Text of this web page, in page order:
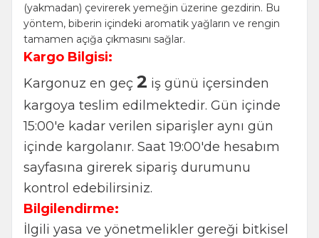
(yakmadan) çevirerek yemeğin üzerine gezdirin. Bu
yöntem, biberin içindeki aromatik yağların ve rengin
tamamen açığa çıkmasını sağlar.
Kargo Bilgisi:
Kargonuz en geç 2 iş günü içersinden
kargoya teslim edilmektedir. Gün içinde
15:00'e kadar verilen siparişler aynı gün
içinde kargolanır. Saat 19:00'de hesabım
sayfasına girerek sipariş durumunu
kontrol edebilirsiniz.
Bilgilendirme:
İlgili yasa ve yönetmelikler gereği bitkisel